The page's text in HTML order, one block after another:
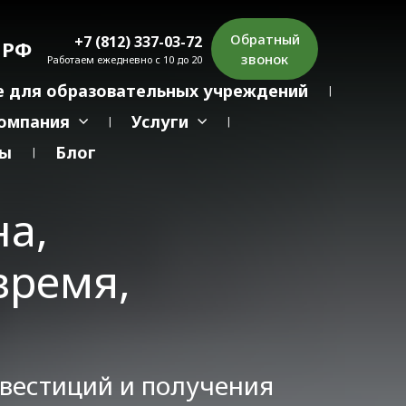
РФ +7 (812) 337-03-72
Работаем ежедневно с 10 до 20
Обратный
звонок
для образовательных учреждений
Услуги
Блог
и получения